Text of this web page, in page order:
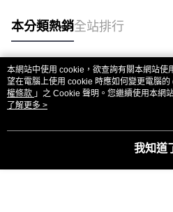
本分類熱銷全站排行
熱門標籤
本網站中使用 cookie，欲查詢有關本網站使
望在電腦上使用 cookie 時應如何變更電腦
權條款 」之 Cookie 聲明。您繼續使用本網
用條款之 Cookie 聲明使用 cookie。
了解更多 >
我知道